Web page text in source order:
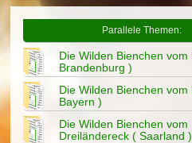
Parallele Themen:
Die Wilden Bienchen vom
Brandenburg )
Die Wilden Bienchen vom
Bayern )
Die Wilden Bienchen vom
Dreiländereck ( Saarland )